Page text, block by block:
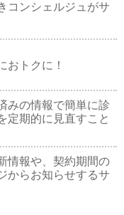
コンシェルジュがサ
おトクに！
みの情報で簡単に診
定期的に見直すこと
情報や、契約期間の
からお知らせするサ